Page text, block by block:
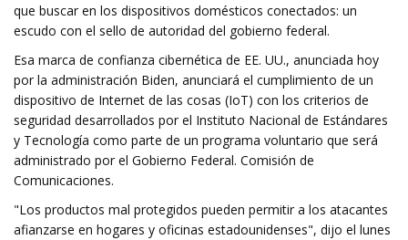
que buscar en los dispositivos domésticos conectados: un
escudo con el sello de autoridad del gobierno federal.
Esa marca de confianza cibernética de EE. UU., anunciada hoy
por la administración Biden, anunciará el cumplimiento de un
dispositivo de Internet de las cosas (IoT) con los criterios de
seguridad desarrollados por el Instituto Nacional de Estándares
y Tecnología como parte de un programa voluntario que será
administrado por el Gobierno Federal. Comisión de
Comunicaciones.
"Los productos mal protegidos pueden permitir a los atacantes
afianzarse en hogares y oficinas estadounidenses", dijo el lunes